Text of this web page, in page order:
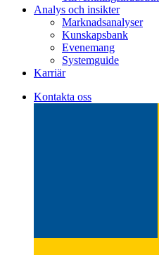
Analys och insikter
Marknadsanalyser
Kunskapsbank
Evenemang
Systemguide
Karriär
Kontakta oss